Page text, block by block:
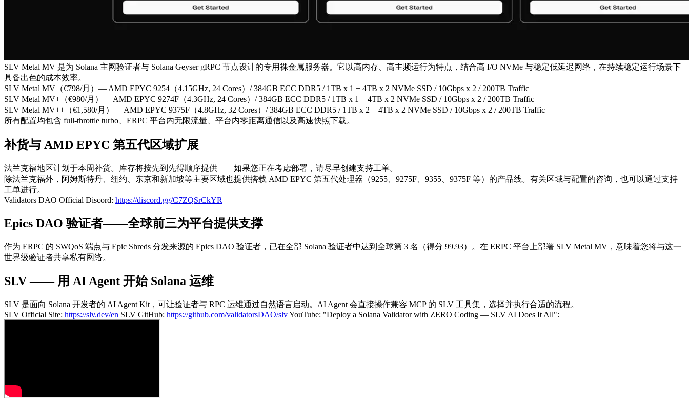
SLV Metal MV 是为 Solana 主网验证者与 Solana Geyser gRPC 节点设计的专用裸金属服务器。它以高内存、高主频运行为特点，结合高 I/O NVMe 与稳定低延迟网络，在持续稳定运行场景下
具备出色的成本效率。
SLV Metal MV（€798/月）— AMD EPYC 9254（4.15GHz, 24 Cores）/ 384GB ECC DDR5 / 1TB x 1 + 4TB x 2 NVMe SSD / 10Gbps x 2 / 200TB Traffic
SLV Metal MV+（€980/月）— AMD EPYC 9274F（4.3GHz, 24 Cores）/ 384GB ECC DDR5 / 1TB x 1 + 4TB x 2 NVMe SSD / 10Gbps x 2 / 200TB Traffic
SLV Metal MV++（€1,580/月）— AMD EPYC 9375F（4.8GHz, 32 Cores）/ 384GB ECC DDR5 / 1TB x 2 + 4TB x 2 NVMe SSD / 10Gbps x 2 / 200TB Traffic
所有配置均包含 full-throttle turbo、ERPC 平台内无限流量、平台内零距离通信以及高速快照下载。
补货与 AMD EPYC 第五代区域扩展
法兰克福地区计划于本周补货。库存将按先到先得顺序提供——如果您正在考虑部署，请尽早创建支持工单。
除法兰克福外，阿姆斯特丹、纽约、东京和新加坡等主要区域也提供搭载 AMD EPYC 第五代处理器（9255、9275F、9355、9375F 等）的产品线。有关区域与配置的咨询，也可以通过支持
工单进行。
Validators DAO Official Discord: https://discord.gg/C7ZQSrCkYR
Epics DAO 验证者——全球前三为平台提供支撑
作为 ERPC 的 SWQoS 端点与 Epic Shreds 分发来源的 Epics DAO 验证者，已在全部 Solana 验证者中达到全球第 3 名（得分 99.93）。在 ERPC 平台上部署 SLV Metal MV，意味着您将与这一
世界级验证者共享私有网络。
SLV —— 用 AI Agent 开始 Solana 运维
SLV 是面向 Solana 开发者的 AI Agent Kit，可让验证者与 RPC 运维通过自然语言启动。AI Agent 会直接操作兼容 MCP 的 SLV 工具集，选择并执行合适的流程。
SLV Official Site: https://slv.dev/en SLV GitHub: https://github.com/validatorsDAO/slvYouTube: "Deploy a Solana Validator with ZERO Coding — SLV AI Does It All":